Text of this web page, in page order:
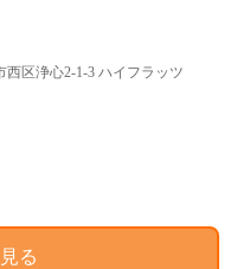
西区浄心2-1-3 ハイフラッツ
る